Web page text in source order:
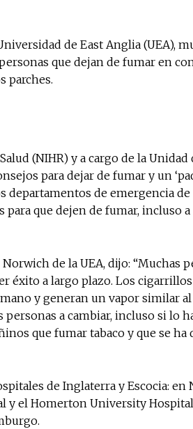
Subscribe to
de East Anglia (UEA),
que dejan de fumar en
parches.
(NIHR) y a cargo de la Unidad
para dejar de fumar y un
departamentos de emergencia
que dejen de fumar, incluso a
de la UEA, dijo: “Muchas
éxito a largo plazo. Los
y generan un vapor similar
personas a cambiar, incluso si lo
que fumar tabaco y que se ha
de Inglaterra y Escocia:
y el Homerton University